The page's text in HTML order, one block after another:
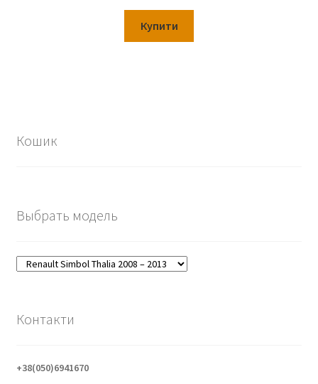
Купити
Кошик
Выбрать модель
Контакти
+38(050)6941670